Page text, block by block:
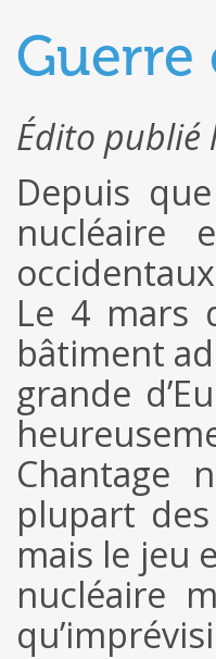
Guerre
Édito publié
Depuis
nucléaire
Le 4 mars
bâtiment
grande
Chantage
plupart
mais le jeu
nucléaire